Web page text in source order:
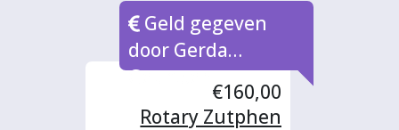
Geld gegeven
door Gerda
Geurtsen
€160,00
Rotary Zutphen